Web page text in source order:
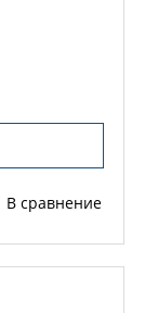
В сравнение